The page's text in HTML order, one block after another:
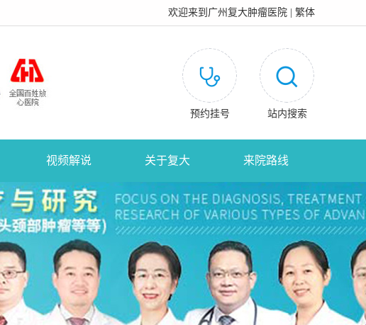
欢迎来到 广州复大肿瘤医院 繁体
预约挂号 站内搜索
视频解说 关于复大 来院路线